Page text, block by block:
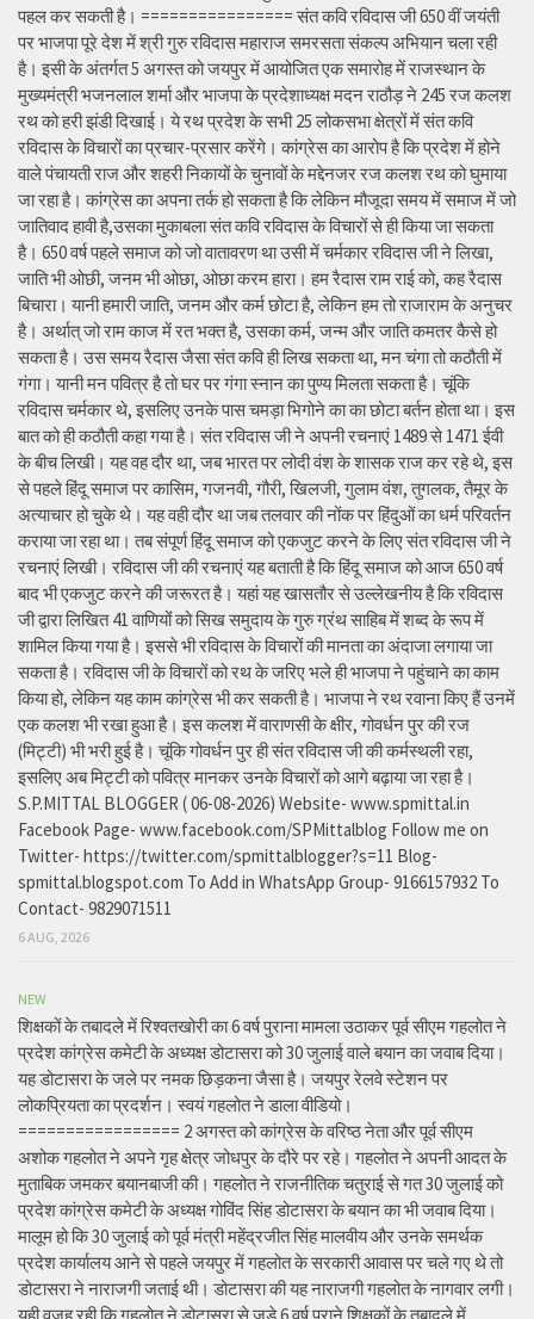
पहल कर सकती है। ================ संत कवि रविदास जी 650 वीं जयंती
पर भाजपा पूरे देश में श्री गुरु रविदास महाराज समरसता संकल्प अभियान चला रही
है। इसी के अंतर्गत 5 अगस्त को जयपुर में आयोजित एक समारोह में राजस्थान के
मुख्यमंत्री भजनलाल शर्मा और भाजपा के प्रदेशाध्यक्ष मदन राठौड़ ने 245 रज कलश
रथ को हरी झंडी दिखाई। ये रथ प्रदेश के सभी 25 लोकसभा क्षेत्रों में संत कवि
रविदास के विचारों का प्रचार-प्रसार करेंगे। कांग्रेस का आरोप है कि प्रदेश में होने
वाले पंचायती राज और शहरी निकायों के चुनावों के मद्देनजर रज कलश रथ को घुमाया
जा रहा है। कांग्रेस का अपना तर्क हो सकता है कि लेकिन मौजूदा समय में समाज में जो
जातिवाद हावी है,उसका मुकाबला संत कवि रविदास के विचारों से ही किया जा सकता
है। 650 वर्ष पहले समाज को जो वातावरण था उसी में चर्मकार रविदास जी ने लिखा,
जाति भी ओछी, जनम भी ओछा, ओछा करम हारा। हम रैदास राम राई को, कह रैदास
बिचारा। यानी हमारी जाति, जनम और कर्म छोटा है, लेकिन हम तो राजाराम के अनुचर
है। अर्थात् जो राम काज में रत भक्त है, उसका कर्म, जन्म और जाति कमतर कैसे हो
सकता है। उस समय रैदास जैसा संत कवि ही लिख सकता था, मन चंगा तो कठौती में
गंगा। यानी मन पवित्र है तो घर पर गंगा स्नान का पुण्य मिलता सकता है। चूंकि
रविदास चर्मकार थे, इसलिए उनके पास चमड़ा भिगोने का का छोटा बर्तन होता था। इस
बात को ही कठौती कहा गया है। संत रविदास जी ने अपनी रचनाएं 1489 से 1471 ईवी
के बीच लिखी। यह वह दौर था, जब भारत पर लोदी वंश के शासक राज कर रहे थे, इस
से पहले हिंदू समाज पर कासिम, गजनवी, गौरी, खिलजी, गुलाम वंश, तुगलक, तैमूर के
अत्याचार हो चुके थे। यह वही दौर था जब तलवार की नोंक पर हिंदुओं का धर्म परिवर्तन
कराया जा रहा था। तब संपूर्ण हिंदू समाज को एकजुट करने के लिए संत रविदास जी ने
रचनाएं लिखी। रविदास जी की रचनाएं यह बताती है कि हिंदू समाज को आज 650 वर्ष
बाद भी एकजुट करने की जरूरत है। यहां यह खासतौर से उल्लेखनीय है कि रविदास
जी द्वारा लिखित 41 वाणियोंं को सिख समुदाय के गुरु ग्रंथ साहिब में शब्द के रूप में
शामिल किया गया है। इससे भी रविदास के विचारों की मानता का अंदाजा लगाया जा
सकता है। रविदास जी के विचारों को रथ के जरिए भले ही भाजपा ने पहुंचाने का काम
किया हो, लेकिन यह काम कांग्रेस भी कर सकती है। भाजपा ने रथ रवाना किए हैं उनमें
एक कलश भी रखा हुआ है। इस कलश में वाराणसी के क्षीर, गोवर्धन पुर की रज
(मिट्टी) भी भरी हुई है। चूंकि गोवर्धन पुर ही संत रविदास जी की कर्मस्थली रहा,
इसलिए अब मिट्टी को पवित्र मानकर उनके विचारों को आगे बढ़ाया जा रहा है।
S.P.MITTAL BLOGGER ( 06-08-2026) Website- www.spmittal.in
Facebook Page- www.facebook.com/SPMittalblog Follow me on
Twitter- https://twitter.com/spmittalblogger?s=11 Blog-
spmittal.blogspot.com To Add in WhatsApp Group- 9166157932 To
Contact- 9829071511
6 AUG, 2026
NEW
शिक्षकों के तबादले में रिश्वतखोरी का 6 वर्ष पुराना मामला उठाकर पूर्व सीएम गहलोत ने
प्रदेश कांग्रेस कमेटी के अध्यक्ष डोटासरा को 30 जुलाई वाले बयान का जवाब दिया।
यह डोटासरा के जले पर नमक छिड़कना जैसा है। जयपुर रेलवे स्टेशन पर
लोकप्रियता का प्रदर्शन। स्वयं गहलोत ने डाला वीडियो।
================= 2 अगस्त को कांग्रेस के वरिष्ठ नेता और पूर्व सीएम
अशोक गहलोत ने अपने गृह क्षेत्र जोधपुर के दौरे पर रहे। गहलोत ने अपनी आदत के
मुताबिक जमकर बयानबाजी की। गहलोत ने राजनीतिक चतुराई से गत 30 जुलाई को
प्रदेश कांग्रेस कमेटी के अध्यक्ष गोविंद सिंह डोटासरा के बयान का भी जवाब दिया।
मालूम हो कि 30 जुलाई को पूर्व मंत्री महेंद्रजीत सिंह मालवीय और उनके समर्थक
प्रदेश कार्यालय आने से पहले जयपुर में गहलोत के सरकारी आवास पर चले गए थे तो
डोटासरा ने नाराजगी जताई थी। डोटासरा की यह नाराजगी गहलोत के नागवार लगी।